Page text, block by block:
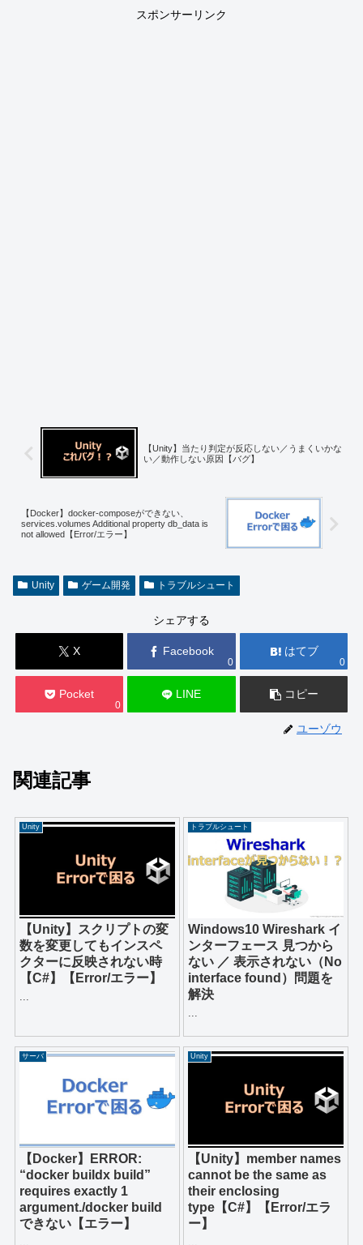
スポンサーリンク
【Unity】当たり判定が反応しない／うまくいかな
い／動作しない原因【バグ】
【Docker】docker-composeができない、
services.volumes Additional property db_data is
not allowed【Error/エラー】
Unity ゲーム開発 トラブルシュート
シェアする
X Facebook
0
はてブ
0
Pocket
0
LINE コピー
ユーゾウ
関連記事
Unity
【Unity】スクリプトの変
数を変更してもインスペ
クターに反映されない時
【C#】【Error/エラー】
トラブルシュート
Windows10 Wireshark イ
ンターフェース 見つから
ない ／ 表示されない（No
interface found）問題を
解決
サーバ
【Docker】ERROR:
“docker buildx build”
requires exactly 1
argument./docker build
できない【エラー】
...
Unity
【Unity】member names
cannot be the same as
their enclosing
type【C#】【Error/エラ
ー】
...